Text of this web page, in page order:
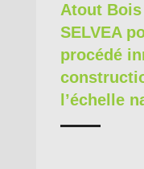
Atout
SELVEA
procédé
l’échelle